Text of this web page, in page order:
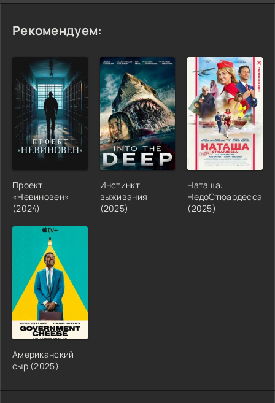
Рекомендуем:
Проект
«Невиновен»
(2024)
Инстинкт
выживания
(2025)
Наташа:
НедоСтюардесса
(2025)
Американский
сыр (2025)